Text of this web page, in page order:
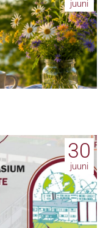
juuni
30
juuni